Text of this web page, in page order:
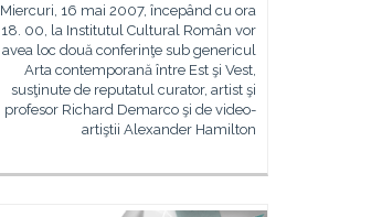
Miercuri, 16 mai 2007, începând cu ora
18. 00, la Institutul Cultural Român vor
avea loc două conferinţe sub genericul
Arta contemporană între Est şi Vest,
susţinute de reputatul curator, artist şi
profesor Richard Demarco şi de video-
artiştii Alexander Hamilton